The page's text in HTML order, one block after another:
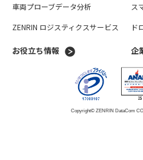
車両プローブデータ分析
ス
ZENRIN ロジスティクスサービス
お役立ち情報
ド
企
Copyright© ZENRIN DataCom